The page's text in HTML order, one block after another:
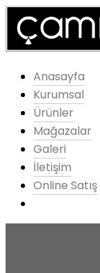
Anasayfa
Kurumsal
Ürünler
Mağazalar
Galeri
İletişim
Online Satış